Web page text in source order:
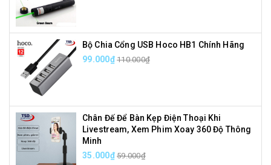
Bộ Chia Cổng USB Hoco HB1 Chính Hãng
99.000₫ 110.000₫
Chân Đế Để Bàn Kẹp Điện Thoại Khi
Livestream, Xem Phim Xoay 360 Độ Thông
Minh
35.000₫ 59.000₫